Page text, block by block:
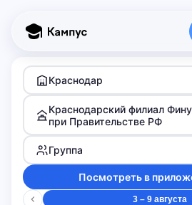
Краснодар
Краснодарский филиал
при Правительстве РФ
Группа
Посмотреть в
3 – 9 августа